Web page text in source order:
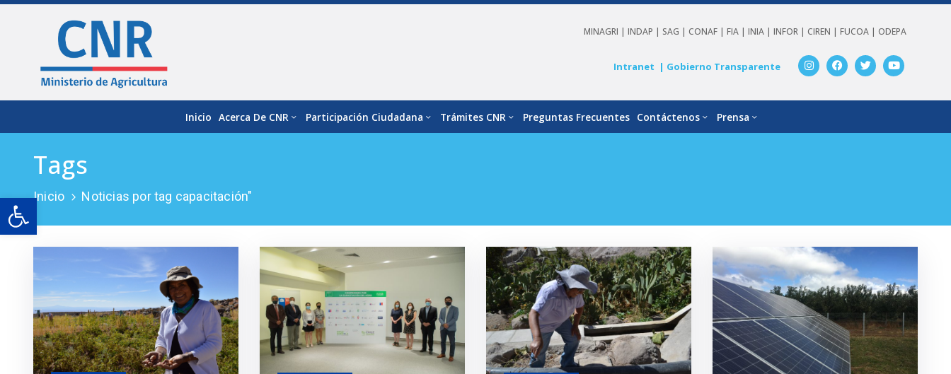
Open toolbar
MINAGRI |INDAP | SAG | CONAF |FIA |INIA |INFOR | CIREN |FUCOA | ODEPA
Intranet | Gobierno Transparente
Inicio Acerca De CNR Participación Ciudadana Trámites CNR Preguntas Frecuentes Contáctenos Prensa
Tags
Inicio Noticias por tag capacitación"